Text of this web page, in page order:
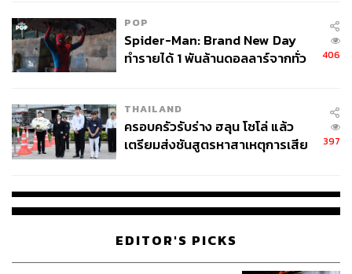
POP
Spider-Man: Brand New Day
ทำรายได้ 1 พันล้านดอลลาร์จากทั่ว
406
THAILAND
ครอบครัวรับร่าง ฮลุน โซโล่ แล้ว
เตรียมส่งชันสูตรหาสาเหตุการเสีย
397
EDITOR'S PICKS